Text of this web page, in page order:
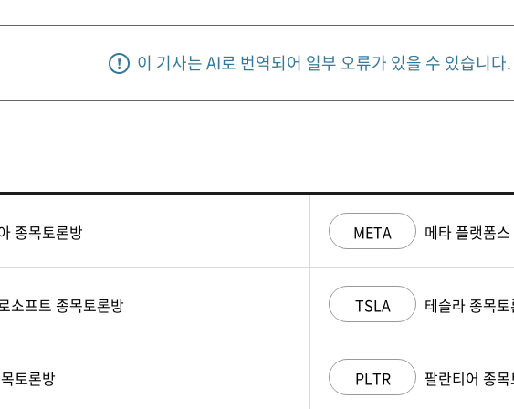
이 기사는 AI로 번역되어 일부 오류가 있을 수 있습니다.
종목토론방
소프트 종목토론방
토론방
META 메타 플랫폼
TSLA 테슬라 종목
PLTR 팔란티어 종